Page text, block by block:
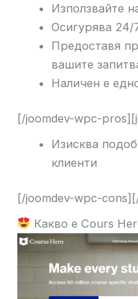
Използвайте
Осигурява
Предоставя
вашите
Наличен е
[/joomdev-wpc-
Изисква
клиенти
[/joomdev-wpc-
Какво е Cours